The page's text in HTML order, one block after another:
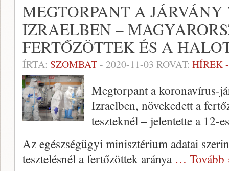
MEGTORPANT A
IZRAELBEN –
FERTŐZÖTTEK ÉS A
ÍRTA: SZOMBAT- 2020-11-03 ROVAT: HÍREK
Megtorpant a koronavírus-
Izraelben, növekedett a
teszteknél – jelentette a 12-
Az egészségügyi minisztérium adatai
tesztelésnél a fertőzöttek aránya … Tovább